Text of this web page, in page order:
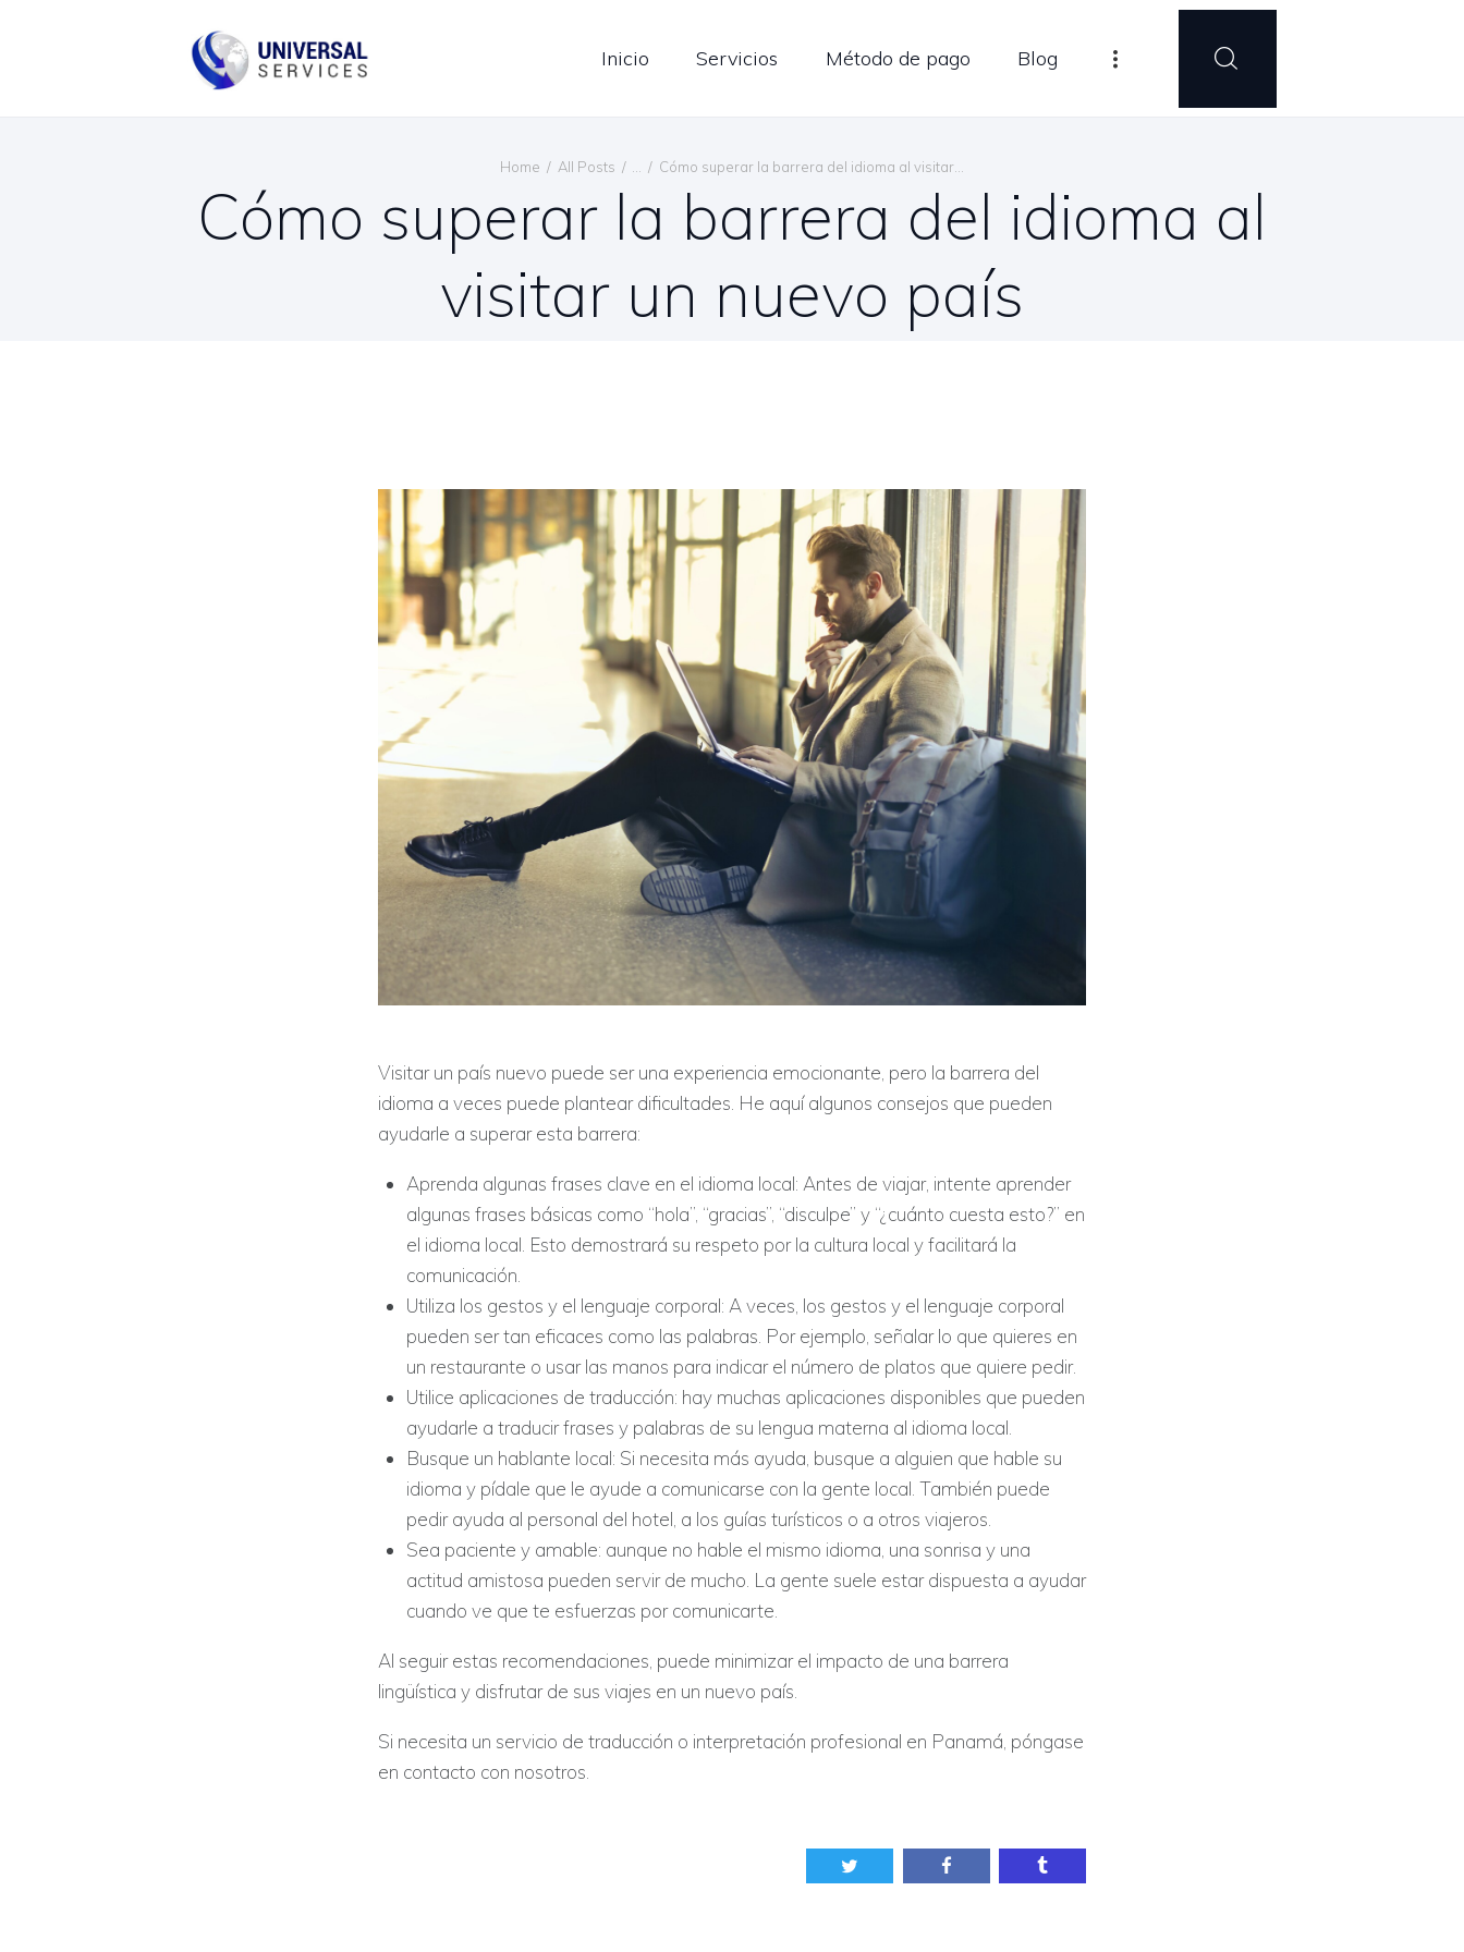
Inicio Servicios Método de pago Blog
Home All Posts Cómo superar la barrera del idioma al visitar...
Cómo superar la barrera del idioma al
visitar un nuevo país
Visitar un país nuevo puede ser una experiencia emocionante, pero la barrera del
idioma a veces puede plantear dificultades. He aquí algunos consejos que pueden
ayudarle a superar esta barrera:
Aprenda algunas frases clave en el idioma local: Antes de viajar, intente aprender
algunas frases básicas como “hola”, “gracias”, “disculpe” y “¿cuánto cuesta esto?” en
el idioma local. Esto demostrará su respeto por la cultura local y facilitará la
comunicación.
Utiliza los gestos y el lenguaje corporal: A veces, los gestos y el lenguaje corporal
pueden ser tan eficaces como las palabras. Por ejemplo, señalar lo que quieres en
un restaurante o usar las manos para indicar el número de platos que quiere pedir.
Utilice aplicaciones de traducción: hay muchas aplicaciones disponibles que pueden
ayudarle a traducir frases y palabras de su lengua materna al idioma local.
Busque un hablante local: Si necesita más ayuda, busque a alguien que hable su
idioma y pídale que le ayude a comunicarse con la gente local. También puede
pedir ayuda al personal del hotel, a los guías turísticos o a otros viajeros.
Sea paciente y amable: aunque no hable el mismo idioma, una sonrisa y una
actitud amistosa pueden servir de mucho. La gente suele estar dispuesta a ayudar
cuando ve que te esfuerzas por comunicarte.
Al seguir estas recomendaciones, puede minimizar el impacto de una barrera
lingüística y disfrutar de sus viajes en un nuevo país.
Si necesita un servicio de traducción o interpretación profesional en Panamá, póngase
en contacto con nosotros.